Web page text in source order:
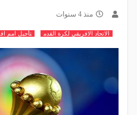
منذ 4 سنوات
الاتحاد الافريقي لكرة القدم تأجيل امم